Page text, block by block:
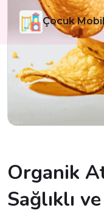
Çocuk
Organik
Sağlıklı